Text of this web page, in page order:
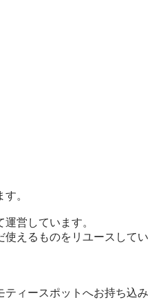
。
営しています。
えるものをリユースしてい
ティースポットへお持ち込み